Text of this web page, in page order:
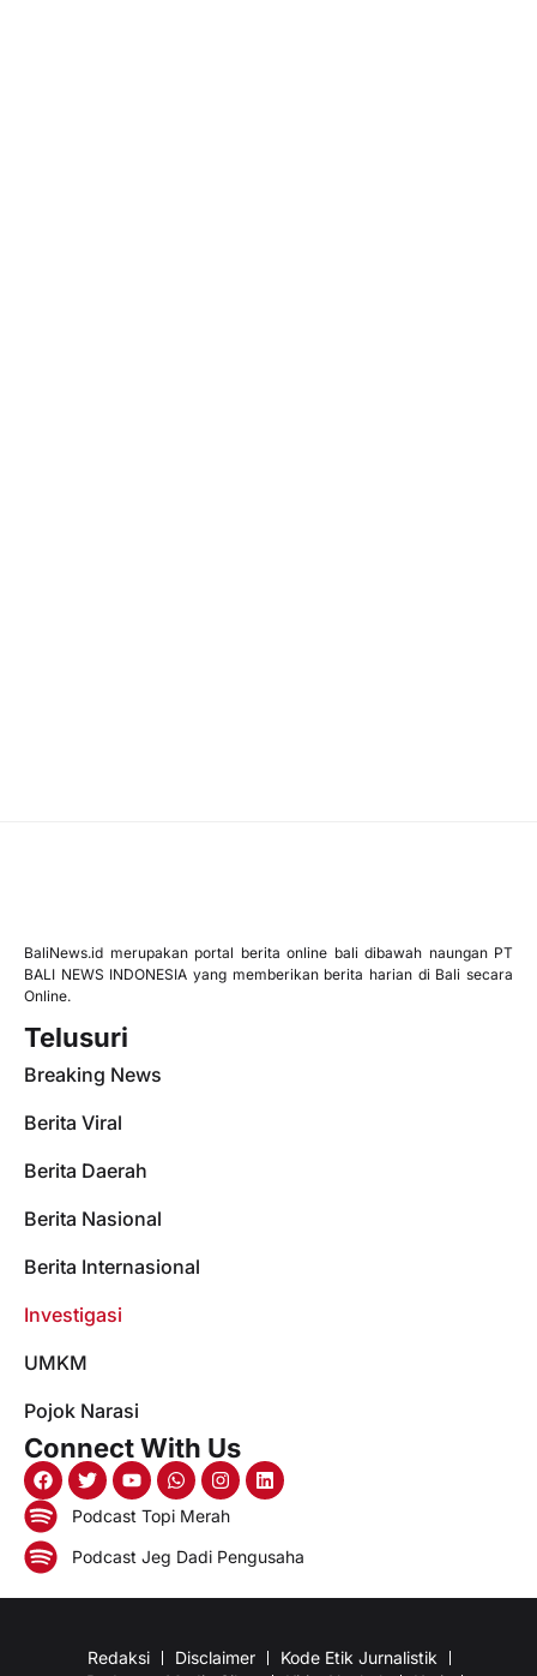
BaliNews.id merupakan portal berita online bali dibawah naungan PT
BALI NEWS INDONESIA yang memberikan berita harian di Bali secara
Online.
Telusuri
Breaking News
Berita Viral
Berita Daerah
Berita Nasional
Berita Internasional
Investigasi
UMKM
Pojok Narasi
Connect With Us
Podcast Topi Merah
Podcast Jeg Dadi Pengusaha
Redaksi Disclaimer
Kode Etik Jurnalistik